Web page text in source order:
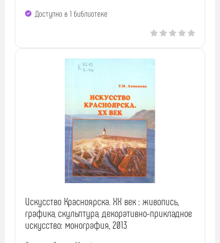
Доступно в 1 библиотекe
Искусство Красноярска. XX век : живопись,
графика, скульптура, декоративно-прикладное
искусство: монография, 2013